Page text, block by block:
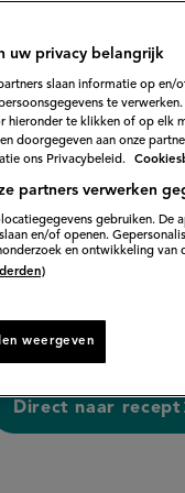
Beoordeel
recept
'Borsjtsj
met
Siberische
gevulde
en de
Schuim regelmatig
uit de pan en
weer toe aan de
50 min. voorbereiden
Direct naar recept
uw privacy belangrijk
slaan informatie op en/
te
hieronder te klikken of op elk
doorgegeven aan onze
ons Privacybeleid.
partners verwerken
gebruiken. De
en/of openen.
en ontwikkeling van
weergeven